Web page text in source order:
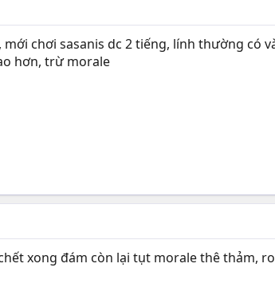
chơi sasanis dc 2 tiếng, lính thường có
hơn, trừ morale
xong đám còn lại tụt morale thê thảm,